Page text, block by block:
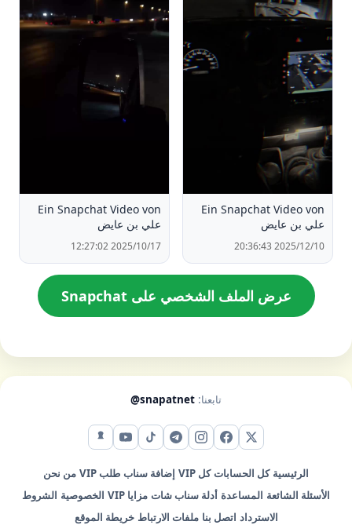
علي بن عايض
2025/12/10 20:36:43
علي بن عايض
2025/10/17 12:27:02
عرض الملف الشخصي على Snapchat
تابعنا: @snapatnet
X (تويتر) فيس بوكإنستقرامتيليجرامتيك توكيوتيوبسناب شات
الرئيسية كل الحسابات كل VIP إضافة سناب طلب VIP
من نحن
الأسئلة الشائعة المساعدة أدلة سناب شات مزايا VIP الخصوصية الشروط
الاسترداد اتصل بنا ملفات الارتباط خريطة الموقع